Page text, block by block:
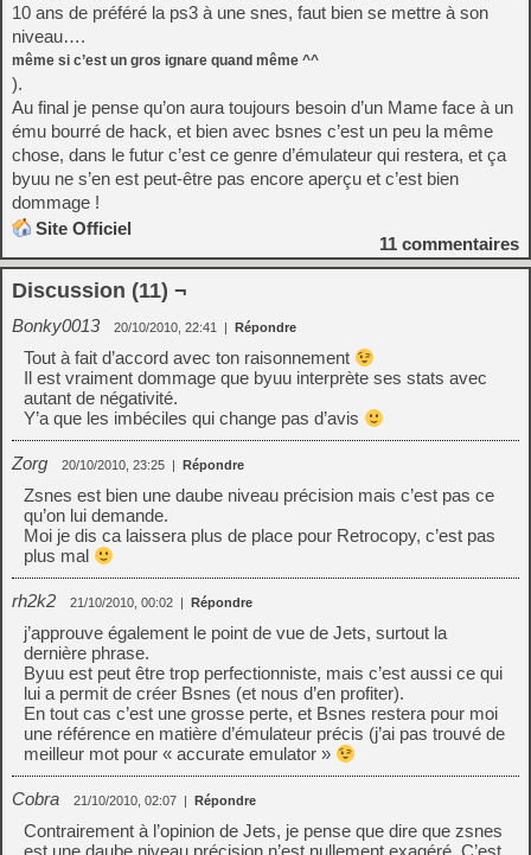
10 ans de préféré la ps3 à une snes, faut bien se mettre à son
niveau….
même si c’est un gros ignare quand même ^^
).
Au final je pense qu’on aura toujours besoin d’un Mame face à un
ému bourré de hack, et bien avec bsnes c’est un peu la même
chose, dans le futur c’est ce genre d’émulateur qui restera, et ça
byuu ne s’en est peut-être pas encore aperçu et c’est bien
dommage !
Site Officiel
11 commentaires
Discussion (11) ¬
Bonky0013 20/10/2010, 22:41 | Répondre
Tout à fait d’accord avec ton raisonnement
Il est vraiment dommage que byuu interprète ses stats avec
autant de négativité.
Y’a que les imbéciles qui change pas d’avis
Zorg 20/10/2010, 23:25 | Répondre
Zsnes est bien une daube niveau précision mais c’est pas ce
qu’on lui demande.
Moi je dis ca laissera plus de place pour Retrocopy, c’est pas
plus mal
rh2k2 21/10/2010, 00:02 | Répondre
j’approuve également le point de vue de Jets, surtout la
dernière phrase.
Byuu est peut être trop perfectionniste, mais c’est aussi ce qui
lui a permit de créer Bsnes (et nous d’en profiter).
En tout cas c’est une grosse perte, et Bsnes restera pour moi
une référence en matière d’émulateur précis (j’ai pas trouvé de
meilleur mot pour « accurate emulator »
Cobra 21/10/2010, 02:07 | Répondre
Contrairement à l’opinion de Jets, je pense que dire que zsnes
est une daube niveau précision n’est nullement exagéré. C’est